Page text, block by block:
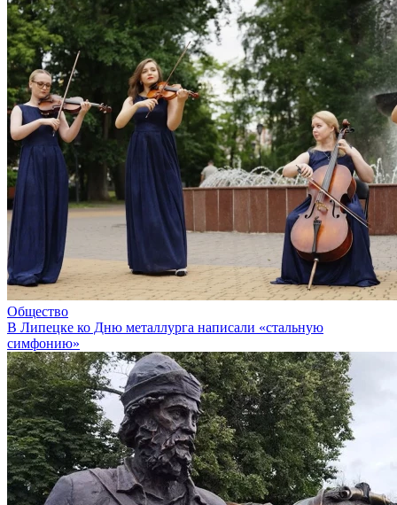
Общество
В Липецке ко Дню металлурга написали «стальную
симфонию»